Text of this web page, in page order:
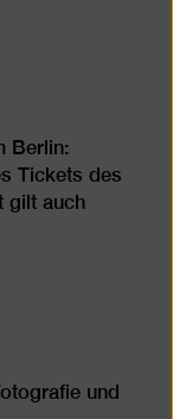
Berlin:
Tickets des
gilt auch
und